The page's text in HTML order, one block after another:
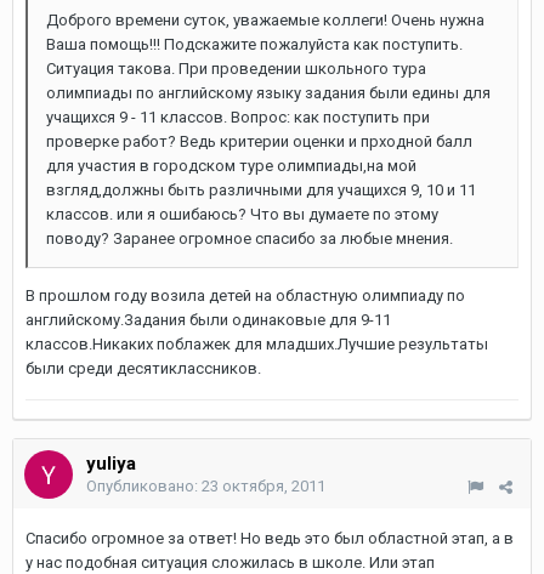
Доброго времени суток, уважаемые коллеги! Очень нужна
Ваша помощь!!! Подскажите пожалуйста как поступить.
Ситуация такова. При проведении школьного тура
олимпиады по английскому языку задания были едины для
учащихся 9 - 11 классов. Вопрос: как поступить при
проверке работ? Ведь критерии оценки и прходной балл
для участия в городском туре олимпиады,на мой
взгляд,должны быть различными для учащихся 9, 10 и 11
классов. или я ошибаюсь? Что вы думаете по этому
поводу? Заранее огромное спасибо за любые мнения.
В прошлом году возила детей на областную олимпиаду по
английскому.Задания были одинаковые для 9-11
классов.Никаких поблажек для младших.Лучшие результаты
были среди десятиклассников.
yuliya
Опубликовано: 23 октября, 2011
Спасибо огромное за ответ! Но ведь это был областной этап, а в
у нас подобная ситуация сложилась в школе. Или этап